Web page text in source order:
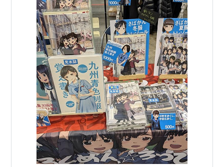
によって調整）
栄養補給のための食べ物 （カロリーメイトやウィ
ダーなど手軽に食べれるやつ）
飲み物 （水とお茶は厳禁 スポドリとか）
暇つぶしアイテム （携帯ゲーム機、本、漫画等）
ポケットティッシュ
防寒具
カイロ
参考資料：コミックマーケット対策本部 in VIP